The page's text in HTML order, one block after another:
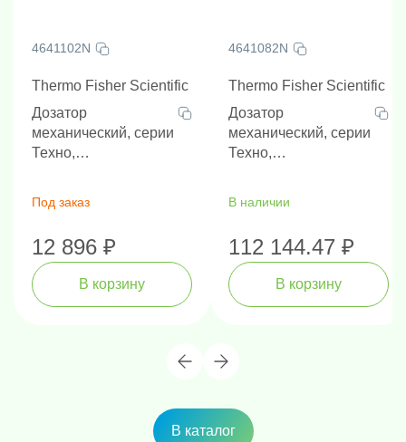
4641102N
Thermo Fisher Scientific
Дозатор
механический, серии
Техно,
100-1000 мкл,
наконечник, наличие
РУ
Под заказ
12 896 ₽
В корзину
4641082N
Thermo Fisher Scientific
Дозатор
механический, серии
Техно,
наконечник, наличие
РУ
В наличии
112 144.47 ₽
В корзину
В каталог